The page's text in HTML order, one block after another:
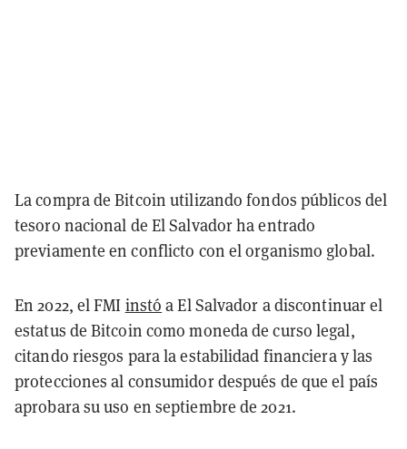
La compra de Bitcoin utilizando fondos públicos del
tesoro nacional de El Salvador ha entrado
previamente en conflicto con el organismo global.
En 2022, el FMI instó a El Salvador a discontinuar el
estatus de Bitcoin como moneda de curso legal,
citando riesgos para la estabilidad financiera y las
protecciones al consumidor después de que el país
aprobara su uso en septiembre de 2021.